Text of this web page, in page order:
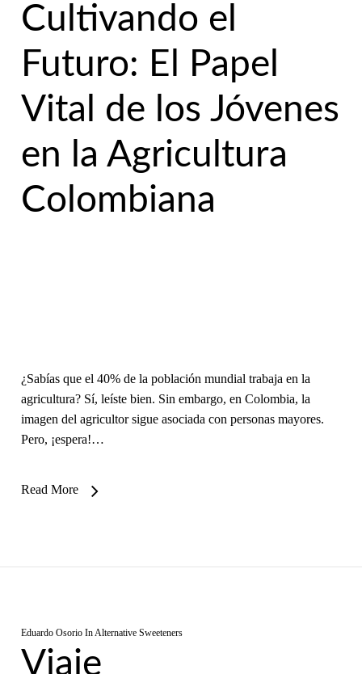
Cultivando el
Futuro: El Papel
Vital de los Jóvenes
en la Agricultura
Colombiana
¿Sabías que el 40% de la población mundial trabaja en la
agricultura? Sí, leíste bien. Sin embargo, en Colombia, la
imagen del agricultor sigue asociada con personas mayores.
Pero, ¡espera!…
Read More
Eduardo Osorio InAlternative Sweeteners
Viaje